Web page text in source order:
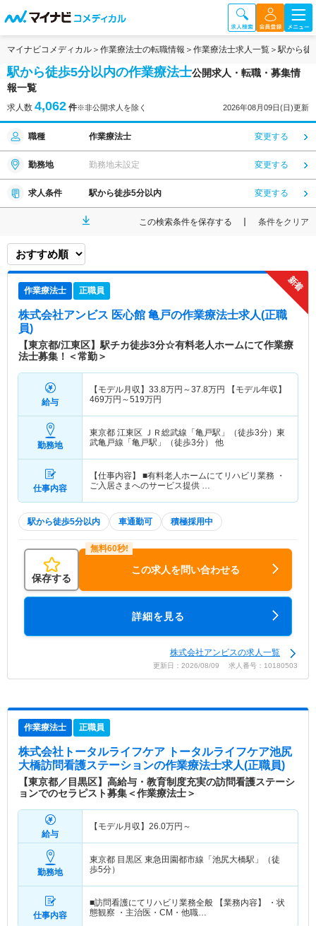
マイナビコメディカル 作業療法士の転職情報 作業療法士求人一覧 駅から徒
駅から徒歩5分以内の作業療法士公開求人・転職・募集情
報一覧
求人数 4,062 件※非公開求人を除く 2026年08月09日(日)更新
職種 作業療法士 変更する
勤務地 勤務地未設定 変更する
求人条件 駅から徒歩5分以内 変更する
この検索条件を保存する 条件をクリア
作業療法士 正職員
株式会社アンビス 医心館 亀戸の作業療法士求人(正職
員)
【東京都/江東区】駅チカ徒歩3分☆有料老人ホームにて作業療
法士募集！＜常勤＞
給与
【モデル月収】 33.8万円～37.8万円
【モデル年収】
469万円～519万円
勤務地
東京都 江東区 ＪＲ総武線「亀戸駅」（徒歩3分）東
武亀戸線「亀戸駅」（徒歩3分） 他
仕事内容
【仕事内容】 ■有料老人ホームにてリハビリ業務 ・
ご入居さまへのサービス提供 …
駅から徒歩5分以内 車通勤可 積極採用中
保存する
この求人を問い合わせる
詳細を見る
株式会社アンビスの求人一覧
更新日：2026/08/09 求人番号：10180503
作業療法士 正職員
株式会社トータルライフケア トータルライフケア池尻
大橋訪問看護ステーションの作業療法士求人(正職員)
【東京都／目黒区】高給与・教育制度充実の訪問看護ステーシ
ョンでのセラピスト募集＜作業療法士＞
給与
【モデル月収】 26.0万円～
勤務地
東京都 目黒区 東急田園都市線「池尻大橋駅」（徒
歩5分）
仕事内容
■訪問看護にてリハビリ業務全般 【業務内容】 ・状
態観察 ・主治医・CM・他職…